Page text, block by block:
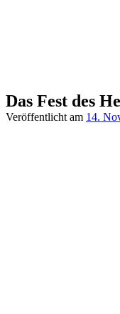
Das Fest des
Veröffentlicht am 14.